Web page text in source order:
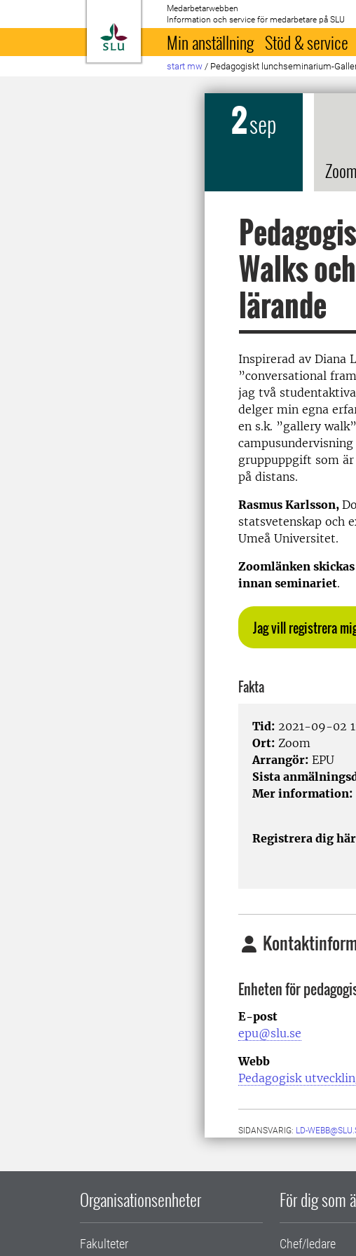
Till startsida
Medarbetarwebben
Information och service för medarbetare på SLU
Min anställning Stöd & service
start mw / Pedagogiskt lunchseminarium-
2sep
Zoom
Walks
lärande
Inspirerad av Diana
”conversational
jag två
delger min egna
en s.k. ”gallery
gruppuppgift som
på distans.
Rasmus Karlsson,
statsvetenskap och
Umeå Universitet.
Zoomlänken
innan seminariet.
Jag vill registrera
Fakta
Tid: 2021-09-02
Ort: Zoom
Arrangör: EPU
Sista
Mer information:
Registrera dig
Enheten för
E-post
epu@slu.se
Webb
Pedagogisk
SIDANSVARIG: LD-
Organisationsenheter
Fakulteter
För dig som
Chef/ledare